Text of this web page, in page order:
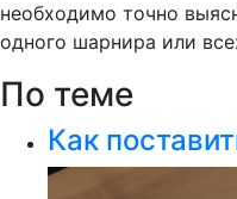
необходимо точно
одного шарнира или
По теме
Как